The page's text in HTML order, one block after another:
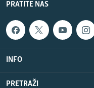
PRATITE NAS
INFO
PRETRAŽI